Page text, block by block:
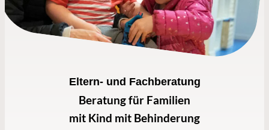
Eltern- und Fachberatung
Beratung für Familien
mit Kind mit Behinderung